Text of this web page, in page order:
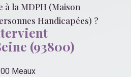
à la MDPH (Maison
Handicapées) ?
(93800)
Meaux